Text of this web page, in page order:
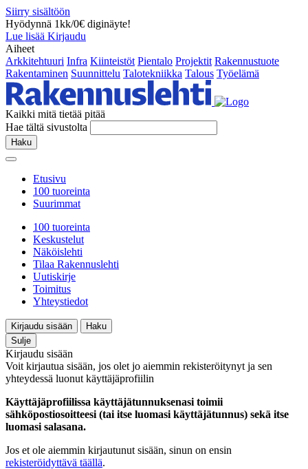
Siirry sisältöön
Hyödynnä 1kk/0€ diginäyte!
Lue lisää Kirjaudu
Aiheet
Arkkitehtuuri Infra Kiinteistöt Pientalo Projektit Rakennustuote
Rakentaminen Suunnittelu Talotekniikka Talous Työelämä
Kaikki mitä tietää pitää
Hae tältä sivustolta
Haku
Etusivu
100 tuoreinta
Suurimmat
100 tuoreinta
Keskustelut
Näköislehti
Tilaa Rakennuslehti
Uutiskirje
Toimitus
Yhteystiedot
Kirjaudu sisään
Haku
Sulje
Kirjaudu sisään
Voit kirjautua sisään, jos olet jo aiemmin rekisteröitynyt ja sen
yhteydessä luonut käyttäjäprofiilin
Käyttäjäprofiilissa käyttäjätunnuksenasi toimii
sähköpostiosoitteesi (tai itse luomasi käyttäjätunnus) sekä itse
luomasi salasana.
Jos et ole aiemmin kirjautunut sisään, sinun on ensin
rekisteröidyttävä täällä.